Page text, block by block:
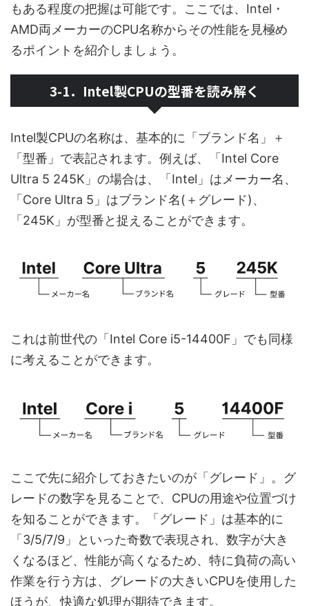
もある程度の把握は可能です。ここでは、Intel・
AMD両メーカーのCPU名称からその性能を見極め
るポイントを紹介しましょう。
3-1．Intel製CPUの型番を読み解く
Intel製CPUの名称は、基本的に「ブランド名」＋
「型番」で表記されます。例えば、「Intel Core
Ultra 5 245K」の場合は、「Intel」はメーカー名、
「Core Ultra 5」はブランド名(＋グレード)、
「245K」が型番と捉えることができます。
これは前世代の「Intel Core i5-14400F」でも同様
に考えることができます。
ここで先に紹介しておきたいのが「グレード」。グ
レードの数字を見ることで、CPUの用途や位置づけ
を知ることができます。「グレード」は基本的に
「3/5/7/9」といった奇数で表現され、数字が大き
くなるほど、性能が高くなるため、特に負荷の高い
作業を行う方は、グレードの大きいCPUを使用した
ほうが、快適な処理が期待できます。